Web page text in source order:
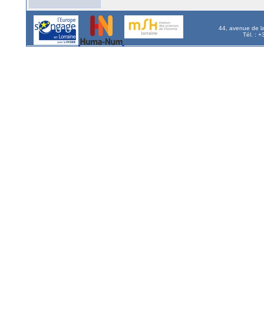
44, avenue de
Tél. :